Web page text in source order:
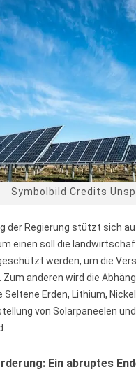
Symbolbild Credits
der Regierung stützt sich
einen soll die
werden, um die
anderen wird die
Seltene Erden, Lithium,
von Solarpaneelen
Ein abruptes